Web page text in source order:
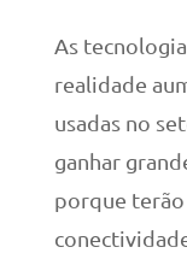
As
realidade
usadas no
ganhar
porque